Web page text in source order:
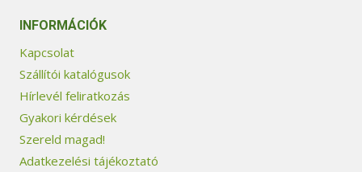
INFORMÁCIÓK
Kapcsolat
Szállítói katalógusok
Hírlevél feliratkozás
Gyakori kérdések
Szereld magad!
Adatkezelési tájékoztató